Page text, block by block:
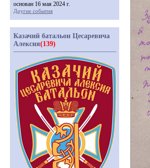
основан 16 мая 2024 г.
Другие события
Казачий батальон Цесаревича
Алексия(139)